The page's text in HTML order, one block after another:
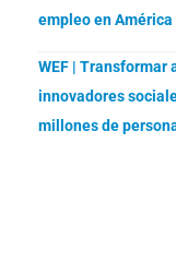
empleo en
WEF | Transformar
innovadores
millones de